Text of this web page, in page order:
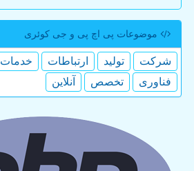
موضوعات پی اچ پی و جی كوئری
شركت تولید ارتباطات خدمات
فناوری
تخصص آنلاین